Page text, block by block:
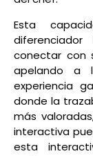
Esta
conectar con
apelando a
experiencia
donde la
más
interactiva
esta